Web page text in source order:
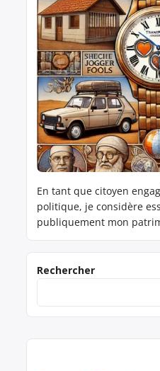
En tant que citoyen
politique, je considère
publiquement mon
confiance des citoyens
Voici, en toute
mon patrimoine actuel :
Rechercher